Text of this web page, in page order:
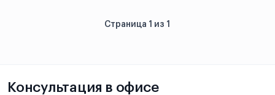
Страница 1 из 1
Консультация в офисе